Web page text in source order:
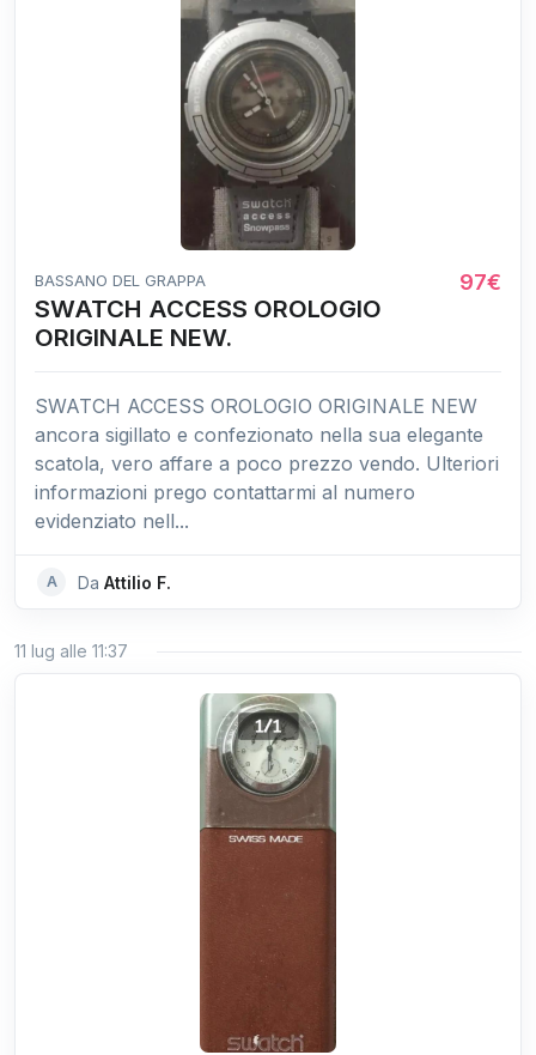
BASSANO DEL GRAPPA 97€
SWATCH ACCESS OROLOGIO
ORIGINALE NEW.
SWATCH ACCESS OROLOGIO ORIGINALE NEW
ancora sigillato e confezionato nella sua elegante
scatola, vero affare a poco prezzo vendo. Ulteriori
informazioni prego contattarmi al numero
evidenziato nell...
A Da Attilio F.
11 lug alle 11:37